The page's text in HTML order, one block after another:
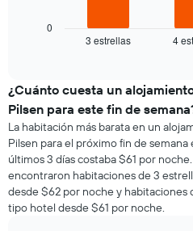
indica
la
semana.
El
gráfico
muestra
1
eje
Y
que
muestra
de
una
habitación
para
esta
noche,
calculado
a
partir
3 estrellas 4
0
¿Cuánto cuesta un
Pilsen para este fin de
La habitación más barata en un
Pilsen para el próximo fin de semana
últimos 3 días costaba $61 por
encontraron habitaciones de 3
desde $62 por noche y habitaciones
tipo hotel desde $61 por noche.